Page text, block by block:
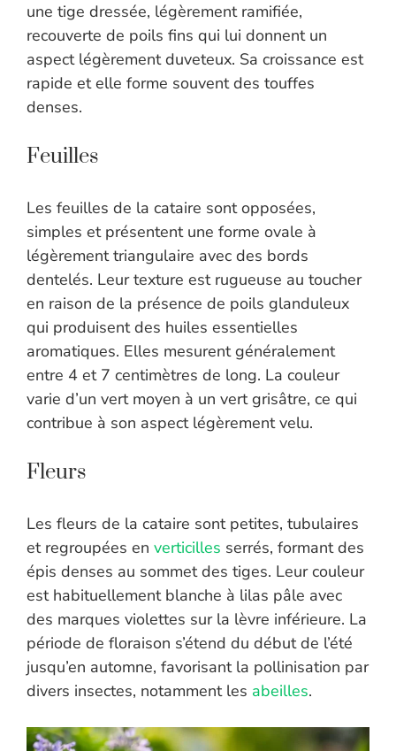
une tige dressée, légèrement ramifiée,
recouverte de poils fins qui lui donnent un
aspect légèrement duveteux. Sa croissance est
rapide et elle forme souvent des touffes
denses.
Feuilles
Les feuilles de la cataire sont opposées,
simples et présentent une forme ovale à
légèrement triangulaire avec des bords
dentelés. Leur texture est rugueuse au toucher
en raison de la présence de poils glanduleux
qui produisent des huiles essentielles
aromatiques. Elles mesurent généralement
entre 4 et 7 centimètres de long. La couleur
varie d’un vert moyen à un vert grisâtre, ce qui
contribue à son aspect légèrement velu.
Fleurs
Les fleurs de la cataire sont petites, tubulaires
et regroupées en verticilles serrés, formant des
épis denses au sommet des tiges. Leur couleur
est habituellement blanche à lilas pâle avec
des marques violettes sur la lèvre inférieure. La
période de floraison s’étend du début de l’été
jusqu’en automne, favorisant la pollinisation par
divers insectes, notamment les abeilles.